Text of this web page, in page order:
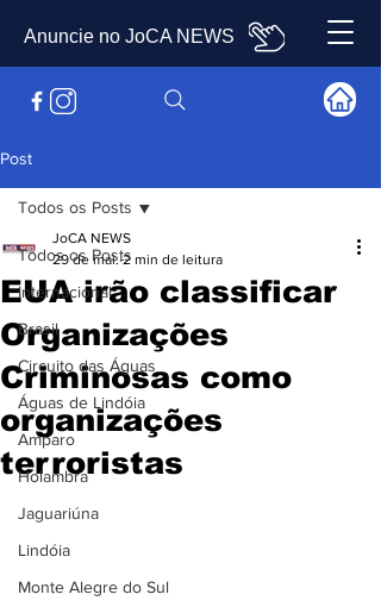
Anuncie no JoCA NEWS
Post
Todos os Posts
Internacional
Brasil
Circuito das Águas
Águas de Lindóia
Amparo
Holambra
Jaguariúna
Lindóia
Monte Alegre do Sul
Todos os Posts
EUA irão classificar
Organizações
Criminosas como
organizações
terroristas
JoCA NEWS
29 de mai. 2 min de leitura